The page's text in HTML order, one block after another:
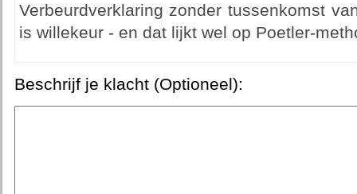
Verbeurdverklaring zonder tussenkomst
is willekeur - en dat lijkt wel op Poetler-
Beschrijf je klacht (Optioneel):